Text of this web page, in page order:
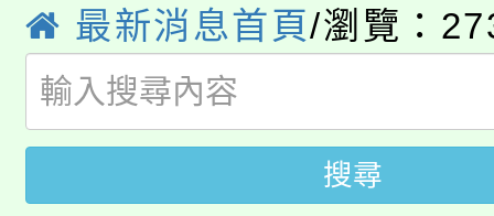
系所師生報名參加。
學籍身 分審查程序及
版
淨零綠領人才培育課程
公告本校115學年度第
代理(課)教師甄選結果(
「2026金融保險知識
車」活動
桃園市115學年度學生
最新消息首頁/瀏覽：
搜尋